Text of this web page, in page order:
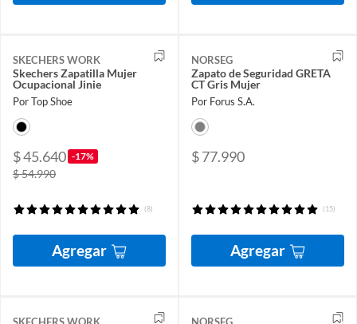
SKECHERS WORK
Skechers Zapatilla Mujer
Ocupacional Jinie
Por Top Shoe
$ 45.640 -17%
$ 54.990
(8)
Agregar
NORSEG
Zapato de Seguridad GRETA
CT Gris Mujer
Por Forus S.A.
$ 77.990
(15)
Agregar